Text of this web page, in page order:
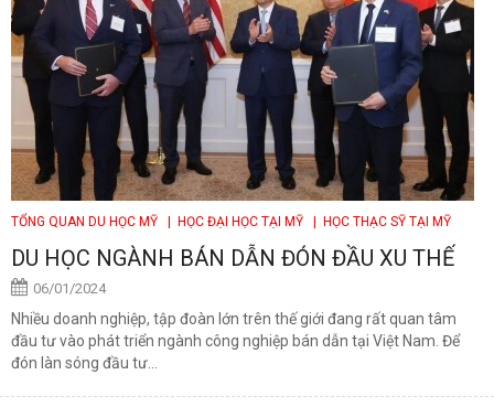
TỔNG QUAN DU HỌC MỸ | HỌC ĐẠI HỌC TẠI MỸ | HỌC THẠC SỸ TẠI MỸ
DU HỌC NGÀNH BÁN DẪN ĐÓN ĐẦU XU THẾ
06/01/2024
Nhiều doanh nghiệp, tập đoàn lớn trên thế giới đang rất quan tâm
đầu tư vào phát triển ngành công nghiệp bán dẫn tại Việt Nam. Để
đón làn sóng đầu tư...